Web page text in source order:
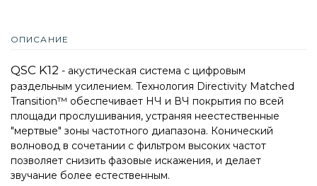
ОПИСАНИЕ
QSC K12 - акустическая система с цифровым
раздельным усилением. Технология Directivity Matched
Transition™ обеспечивает НЧ и ВЧ покрытия по всей
площади прослушивания, устраняя неестественные
"мертвые" зоны частотного диапазона. Конический
волновод в сочетании с фильтром высоких частот
позволяет снизить фазовые искажения, и делает
звучание более естественным.